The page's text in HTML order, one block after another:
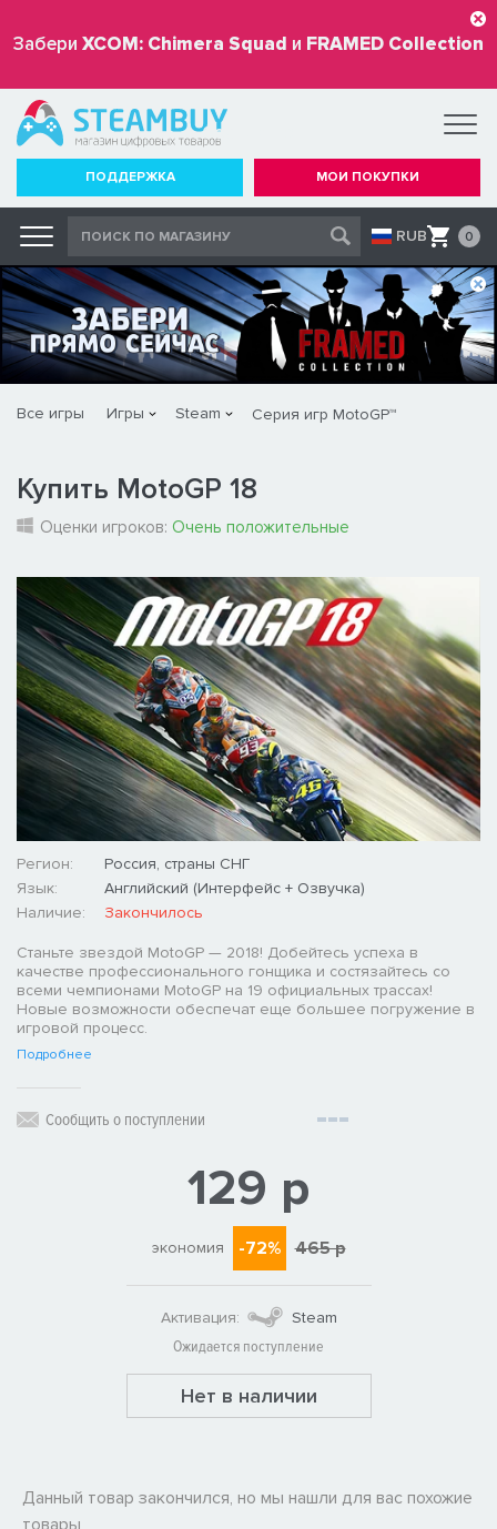
Забери XCOM: Chimera Squad и FRAMED Collection
бесплатно
ПОДДЕРЖКА МОИ ПОКУПКИ
RUB 0
Все игры Игры Steam Серия игр MotoGP™
Купить MotoGP 18
Оценки игроков: Очень положительные
Регион:
Россия, страны СНГ
Язык:
Английский (Интерфейс + Озвучка)
Наличие:
Закончилось
Станьте звездой MotoGP — 2018! Добейтесь успеха в
качестве профессионального гонщика и состязайтесь со
всеми чемпионами MotoGP на 19 официальных трассах!
Новые возможности обеспечат еще большее погружение в
игровой процесс.
Подробнее
Сообщить о поступлении
129 р
экономия -72% 465 р
Активация:
Steam
Ожидается поступление
Нет в наличии
Данный товар закончился, но мы нашли для вас похожие